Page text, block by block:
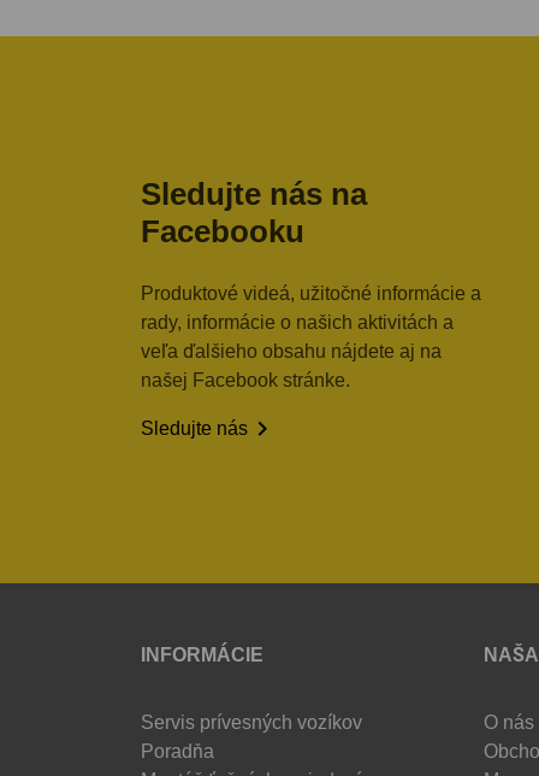
Sledujte nás na
Facebooku
Produktové videá, užitočné informácie a
rady, informácie o našich aktivitách a
veľa ďalšieho obsahu nájdete aj na
našej Facebook stránke.
Sledujte nás 
INFORMÁCIE
Servis prívesných vozíkov
Poradňa
O nás